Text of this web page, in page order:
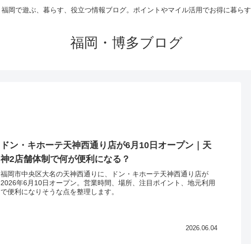
福岡で遊ぶ、暮らす、役立つ情報ブログ。ポイントやマイル活用でお得に暮らす
福岡・博多ブログ
ドン・キホーテ天神西通り店が6月10日オープン｜天
神2店舗体制で何が便利になる？
福岡市中央区大名の天神西通りに、ドン・キホーテ天神西通り店が
2026年6月10日オープン。営業時間、場所、注目ポイント、地元利用
で便利になりそうな点を整理します。
2026.06.04